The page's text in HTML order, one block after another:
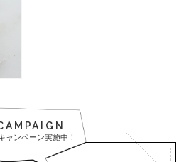
ャンペーン実施中！